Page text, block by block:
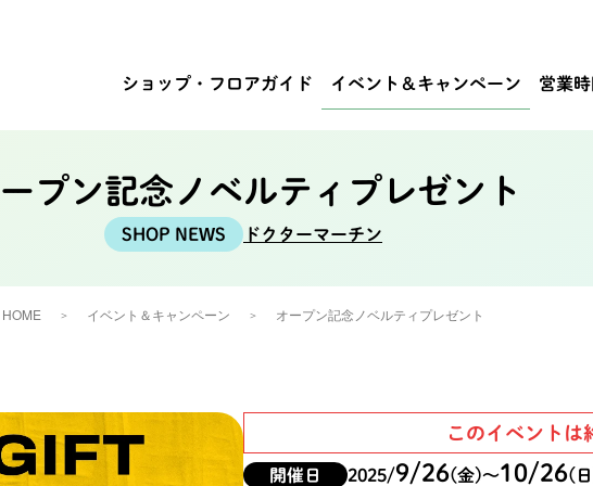
ショップ・ フロアガイド イベント ＆キャンペーン 営業時
プン記念ノベルティプレゼント
ドクターマーチン
HOME イベント＆キャンペーン オープン記念ノベルティプレゼント
このイベントは
開催日 2025/9/26(金)〜10/26(